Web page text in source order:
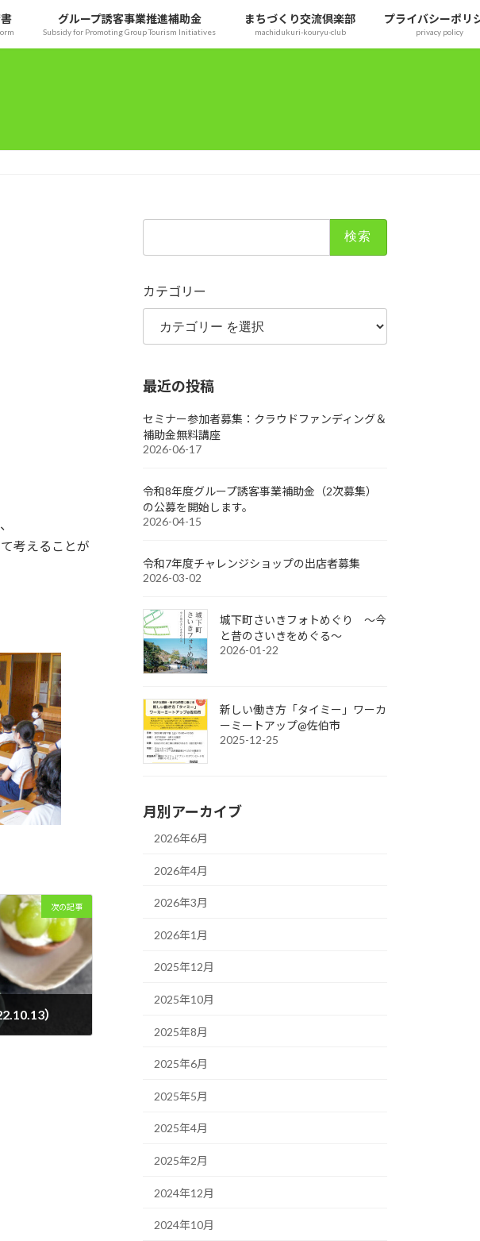
グループ誘客事業推進補助金
Subsidy for Promoting Group Tourism Initiatives
まちづくり交流倶楽部
machidukuri-kouryu-club
プライバシーポリ
privacy policy
考えることが
次の記事
）
カテゴリー
最近の投稿
セミナー参加者募集：クラウドファンディング＆
補助金無料講座
2026-06-17
令和8年度グループ誘客事業補助金（2次募集）
の公募を開始します。
2026-04-15
令和7年度チャレンジショップの出店者募集
2026-03-02
城下町さいきフォトめぐり ～今
と昔のさいきをめぐる～
2026-01-22
新しい働き方「タイミー」ワーカ
ーミートアップ@佐伯市
2025-12-25
月別アーカイブ
2026年6月
2026年4月
2026年3月
2026年1月
2025年12月
2025年10月
2025年8月
2025年6月
2025年5月
2025年4月
2025年2月
2024年12月
2024年10月